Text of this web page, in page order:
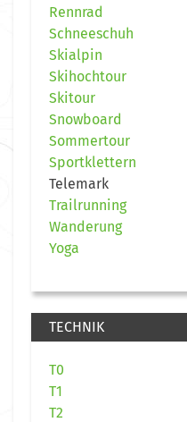
Rennrad
Schneeschuh
Skialpin
Skihochtour
Skitour
Snowboard
Sommertour
Sportklettern
Telemark
Trailrunning
Wanderung
Yoga
TECHNIK
T0
T1
T2